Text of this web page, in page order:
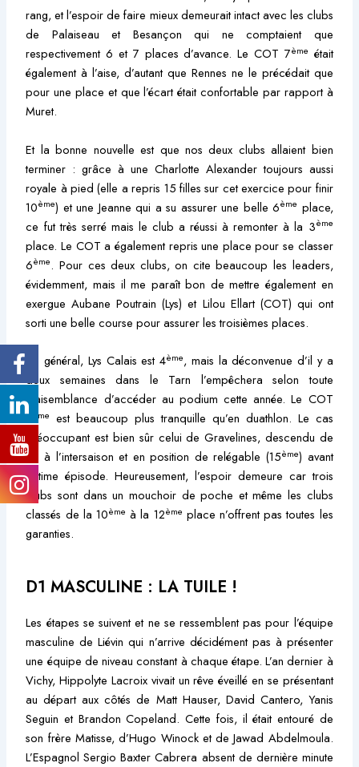
rang, et l’espoir de faire mieux demeurait intact avec les clubs
de Palaiseau et Besançon qui ne comptaient que
respectivement 6 et 7 places d’avance. Le COT 7ème était
également à l’aise, d’autant que Rennes ne le précédait que
pour une place et que l’écart était confortable par rapport à
Muret.
Et la bonne nouvelle est que nos deux clubs allaient bien
terminer : grâce à une Charlotte Alexander toujours aussi
royale à pied (elle a repris 15 filles sur cet exercice pour finir
10ème) et une Jeanne qui a su assurer une belle 6ème place,
ce fut très serré mais le club a réussi à remonter à la 3ème
place. Le COT a également repris une place pour se classer
6ème. Pour ces deux clubs, on cite beaucoup les leaders,
évidemment, mais il me paraît bon de mettre également en
exergue Aubane Poutrain (Lys) et Lilou Ellart (COT) qui ont
sorti une belle course pour assurer les troisièmes places.
Au général, Lys Calais est 4ème, mais la déconvenue d’il y a
deux semaines dans le Tarn l’empêchera selon toute
vraisemblance d’accéder au podium cette année. Le COT
8
ème est beaucoup plus tranquille qu’en duathlon. Le cas
préoccupant est bien sûr celui de Gravelines, descendu de
D1 à l’intersaison et en position de relégable (15ème) avant
l’ultime épisode. Heureusement, l’espoir demeure car trois
clubs sont dans un mouchoir de poche et même les clubs
classés de la 10ème à la 12ème place n’offrent pas toutes les
garanties.
D1 MASCULINE : LA TUILE !
Les étapes se suivent et ne se ressemblent pas pour l’équipe
masculine de Liévin qui n’arrive décidément pas à présenter
une équipe de niveau constant à chaque étape. L’an dernier à
Vichy, Hippolyte Lacroix vivait un rêve éveillé en se présentant
au départ aux côtés de Matt Hauser, David Cantero, Yanis
Seguin et Brandon Copeland. Cette fois, il était entouré de
son frère Matisse, d’Hugo Winock et de Jawad Abdelmoula.
L’Espagnol Sergio Baxter Cabrera absent de dernière minute